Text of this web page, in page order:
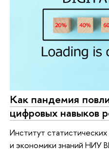
Как пандемия
цифровых навыков
Институт
и экономики знаний НИУ